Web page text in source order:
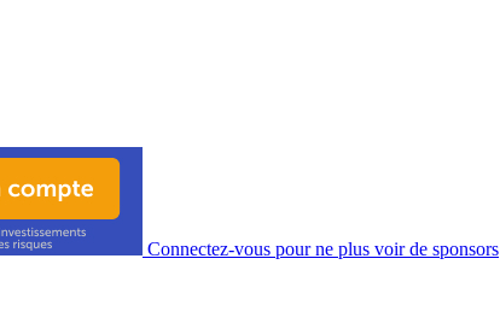
Connectez-vous pour ne plus voir de sponsors